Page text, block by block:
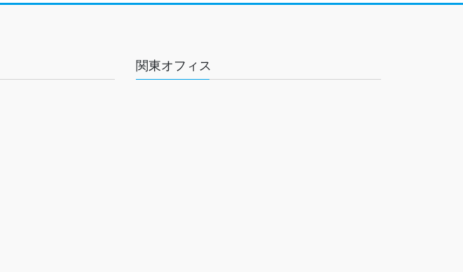
関東オフィス